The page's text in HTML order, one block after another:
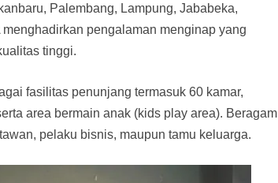
Palembang, Lampung, Jababeka,
pengalaman menginap yang
tinggi.
fasilitas penunjang termasuk 60 kamar,
area bermain anak (kids play area). Beragam
pelaku bisnis, maupun tamu keluarga.